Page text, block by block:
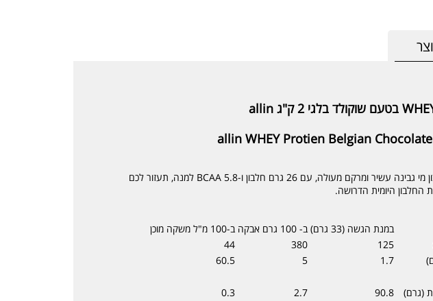
allin WHEY Protien Belgian
אולאין אבקת חלבון מי גבינה עשיר ומרקם מעולה, עם 26 גרם חלבון ו-5.8 BCAA למנה, תעזור לכם
החלבון היומית הדרושה.
במנת הגשה (33 גרם) ב- 100 גרם אבקה
ב-100 מ"ל משקה מוכן
125
380
44
1.7
5
60.5
(גרם)
90.8
2.7
0.3